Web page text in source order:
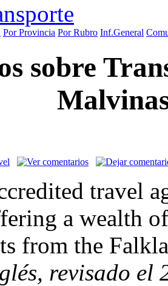
Por Provincia Por Rubro Inf.General
sobre
travel
a wealth
from the
revisado el